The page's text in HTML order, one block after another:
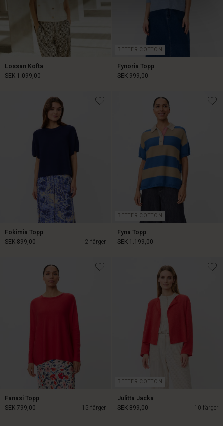
Lossan Kofta
SEK 1.099,00
SEK 1.099,00
BETTER COTTON
Fynoria Topp
SEK 999,00
Fokimia Topp
2 färger
SEK 899,00
BETTER COTTON
Fyna Topp
SEK 1.199,00
SEK 1.199,00
Fanasi Topp
15 färger
SEK 799,00
BETTER COTTON
Julitta Jacka
10 färger
SEK 899,00